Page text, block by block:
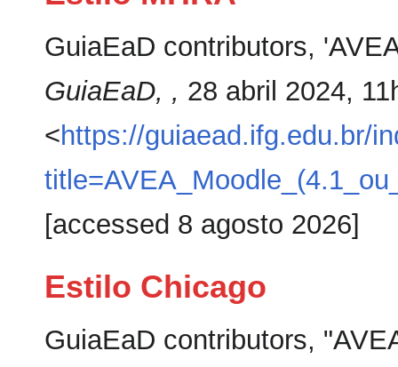
GuiaEaD contributors,
GuiaEaD, , 28 abril 2024,
<https://guiaead.ifg.edu.br/
[accessed 8 agosto 2026]
Estilo Chicago
GuiaEaD contributors,